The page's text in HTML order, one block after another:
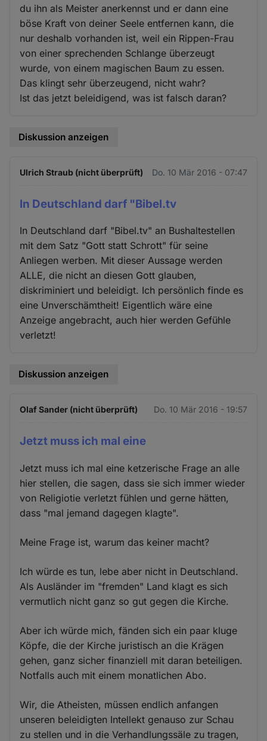
du ihn als Meister anerkennst und er dann eine
böse Kraft von deiner Seele entfernen kann, die
nur deshalb vorhanden ist, weil ein Rippen-Frau
von einer sprechenden Schlange überzeugt
wurde, von einem magischen Baum zu essen.
Das klingt sehr überzeugend, nicht wahr?
Ist das jetzt beleidigend, was ist falsch daran?
Diskussion anzeigen
Ulrich Straub (nicht überprüft) Do. 10 Mär 2016 - 07:47
In Deutschland darf "Bibel.tv
In Deutschland darf "Bibel.tv" an Bushaltestellen
mit dem Satz "Gott statt Schrott" für seine
Anliegen werben. Mit dieser Aussage werden
ALLE, die nicht an diesen Gott glauben,
diskriminiert und beleidigt. Ich persönlich finde es
eine Unverschämtheit! Eigentlich wäre eine
Anzeige angebracht, auch hier werden Gefühle
verletzt!
Diskussion anzeigen
Olaf Sander (nicht überprüft) Do. 10 Mär 2016 - 19:57
Jetzt muss ich mal eine
Jetzt muss ich mal eine ketzerische Frage an alle
hier stellen, die sagen, dass sie sich immer wieder
von Religiotie verletzt fühlen und gerne hätten,
dass "mal jemand dagegen klagte".
Meine Frage ist, warum das keiner macht?
Ich würde es tun, lebe aber nicht in Deutschland.
Als Ausländer im "fremden" Land klagt es sich
vermutlich nicht ganz so gut gegen die Kirche.
Aber ich würde mich, fänden sich ein paar kluge
Köpfe, die der Kirche juristisch an die Krägen
gehen, ganz sicher finanziell mit daran beteiligen.
Notfalls auch mit einem monatlichen Abo.
Wir, die Atheisten, müssen endlich anfangen
unseren beleidigten Intellekt genauso zur Schau
zu stellen und in die Verhandlungssäle zu tragen,